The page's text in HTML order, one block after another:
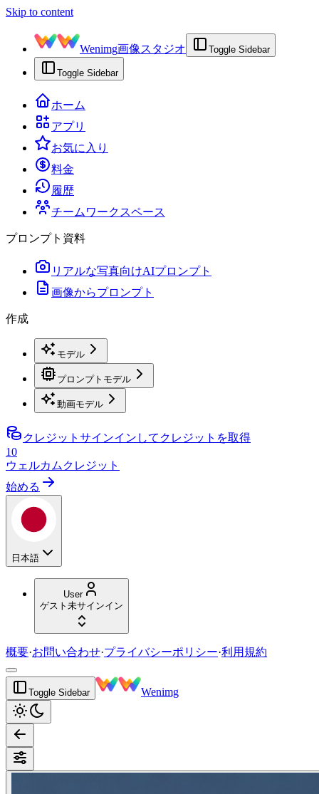
Skip to content
Wenimg画像スタジオ Toggle Sidebar
Toggle Sidebar
ホーム
アプリ
お気に入り
料金
履歴
チームワークスペース
プロンプト資料
リアルな写真向けAIプロンプト
画像からプロンプト
作成
モデル
プロンプトモデル
動画モデル
クレジット サインインしてクレジットを取得
10
ウェルカムクレジット
始める
日本語
User
ゲスト 未サインイン
概要·お問い合わせ·プライバシーポリシー·利用規約
Toggle Sidebar Wenimg